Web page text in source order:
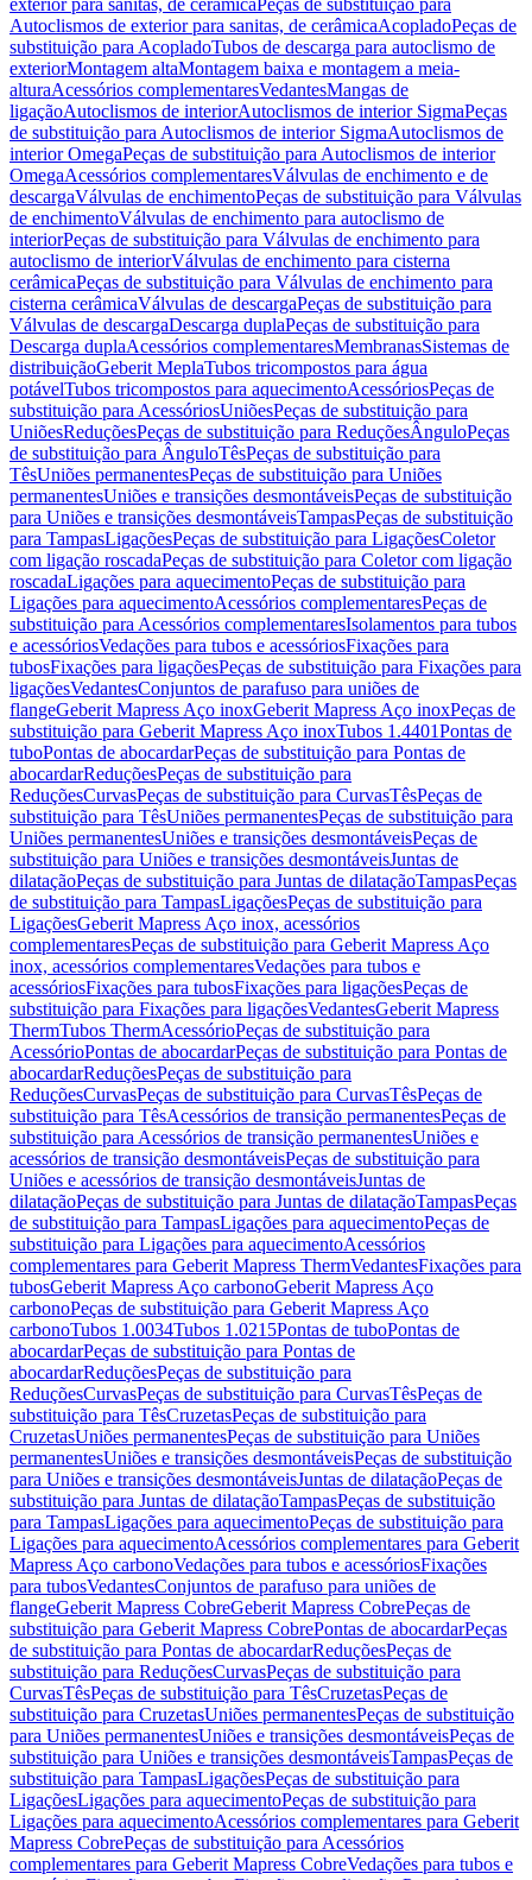
exterior para sanitas, de cerâmicaPeças de substituição para
Autoclismos de exterior para sanitas, de cerâmicaAcopladoPeças de
substituição para AcopladoTubos de descarga para autoclismo de
exteriorMontagem altaMontagem baixa e montagem a meia-
alturaAcessórios complementaresVedantesMangas de
ligaçãoAutoclismos de interiorAutoclismos de interior SigmaPeças
de substituição para Autoclismos de interior SigmaAutoclismos de
interior OmegaPeças de substituição para Autoclismos de interior
OmegaAcessórios complementaresVálvulas de enchimento e de
descargaVálvulas de enchimentoPeças de substituição para Válvulas
de enchimentoVálvulas de enchimento para autoclismo de
interiorPeças de substituição para Válvulas de enchimento para
autoclismo de interiorVálvulas de enchimento para cisterna
cerâmicaPeças de substituição para Válvulas de enchimento para
cisterna cerâmicaVálvulas de descargaPeças de substituição para
Válvulas de descargaDescarga duplaPeças de substituição para
Descarga duplaAcessórios complementaresMembranasSistemas de
distribuiçãoGeberit MeplaTubos tricompostos para água
potávelTubos tricompostos para aquecimentoAcessóriosPeças de
substituição para AcessóriosUniõesPeças de substituição para
UniõesReduçõesPeças de substituição para ReduçõesÂnguloPeças
de substituição para ÂnguloTêsPeças de substituição para
TêsUniões permanentesPeças de substituição para Uniões
permanentesUniões e transições desmontáveisPeças de substituição
para Uniões e transições desmontáveisTampasPeças de substituição
para TampasLigaçõesPeças de substituição para LigaçõesColetor
com ligação roscadaPeças de substituição para Coletor com ligação
roscadaLigações para aquecimentoPeças de substituição para
Ligações para aquecimentoAcessórios complementaresPeças de
substituição para Acessórios complementaresIsolamentos para tubos
e acessóriosVedações para tubos e acessóriosFixações para
tubosFixações para ligaçõesPeças de substituição para Fixações para
ligaçõesVedantesConjuntos de parafuso para uniões de
flangeGeberit Mapress Aço inoxGeberit Mapress Aço inoxPeças de
substituição para Geberit Mapress Aço inoxTubos 1.4401Pontas de
tuboPontas de abocardarPeças de substituição para Pontas de
abocardarReduçõesPeças de substituição para
ReduçõesCurvasPeças de substituição para CurvasTêsPeças de
substituição para TêsUniões permanentesPeças de substituição para
Uniões permanentesUniões e transições desmontáveisPeças de
substituição para Uniões e transições desmontáveisJuntas de
dilataçãoPeças de substituição para Juntas de dilataçãoTampasPeças
de substituição para TampasLigaçõesPeças de substituição para
LigaçõesGeberit Mapress Aço inox, acessórios
complementaresPeças de substituição para Geberit Mapress Aço
inox, acessórios complementaresVedações para tubos e
acessóriosFixações para tubosFixações para ligaçõesPeças de
substituição para Fixações para ligaçõesVedantesGeberit Mapress
ThermTubos ThermAcessórioPeças de substituição para
AcessórioPontas de abocardarPeças de substituição para Pontas de
abocardarReduçõesPeças de substituição para
ReduçõesCurvasPeças de substituição para CurvasTêsPeças de
substituição para TêsAcessórios de transição permanentesPeças de
substituição para Acessórios de transição permanentesUniões e
acessórios de transição desmontáveisPeças de substituição para
Uniões e acessórios de transição desmontáveisJuntas de
dilataçãoPeças de substituição para Juntas de dilataçãoTampasPeças
de substituição para TampasLigações para aquecimentoPeças de
substituição para Ligações para aquecimentoAcessórios
complementares para Geberit Mapress ThermVedantesFixações para
tubosGeberit Mapress Aço carbonoGeberit Mapress Aço
carbonoPeças de substituição para Geberit Mapress Aço
carbonoTubos 1.0034Tubos 1.0215Pontas de tuboPontas de
abocardarPeças de substituição para Pontas de
abocardarReduçõesPeças de substituição para
ReduçõesCurvasPeças de substituição para CurvasTêsPeças de
substituição para TêsCruzetasPeças de substituição para
CruzetasUniões permanentesPeças de substituição para Uniões
permanentesUniões e transições desmontáveisPeças de substituição
para Uniões e transições desmontáveisJuntas de dilataçãoPeças de
substituição para Juntas de dilataçãoTampasPeças de substituição
para TampasLigações para aquecimentoPeças de substituição para
Ligações para aquecimentoAcessórios complementares para Geberit
Mapress Aço carbonoVedações para tubos e acessóriosFixações
para tubosVedantesConjuntos de parafuso para uniões de
flangeGeberit Mapress CobreGeberit Mapress CobrePeças de
substituição para Geberit Mapress CobrePontas de abocardarPeças
de substituição para Pontas de abocardarReduçõesPeças de
substituição para ReduçõesCurvasPeças de substituição para
CurvasTêsPeças de substituição para TêsCruzetasPeças de
substituição para CruzetasUniões permanentesPeças de substituição
para Uniões permanentesUniões e transições desmontáveisPeças de
substituição para Uniões e transições desmontáveisTampasPeças de
substituição para TampasLigaçõesPeças de substituição para
LigaçõesLigações para aquecimentoPeças de substituição para
Ligações para aquecimentoAcessórios complementares para Geberit
Mapress CobrePeças de substituição para Acessórios
complementares para Geberit Mapress CobreVedações para tubos e